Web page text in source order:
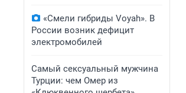
«Смели гибриды Voyah». В
России возник дефицит
электромобилей
Самый сексуальный мужчина
Турции: чем Омер из